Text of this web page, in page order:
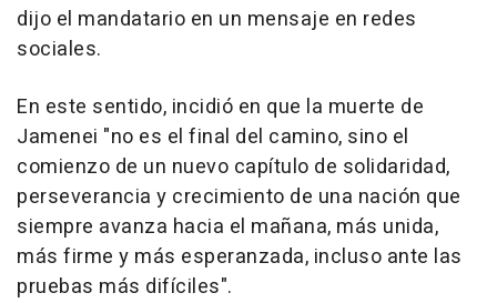
dijo el mandatario en un mensaje en redes
sociales.
En este sentido, incidió en que la muerte de
Jamenei "no es el final del camino, sino el
comienzo de un nuevo capítulo de solidaridad,
perseverancia y crecimiento de una nación que
siempre avanza hacia el mañana, más unida,
más firme y más esperanzada, incluso ante las
pruebas más difíciles".